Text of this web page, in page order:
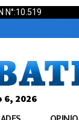
N°:10.519
6, 2026